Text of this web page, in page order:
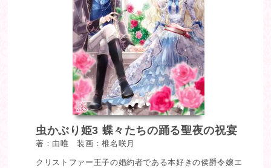
虫かぶり姫3 蝶々たちの踊る聖夜の祝宴
著：由唯 装画：椎名咲月
クリストファー王子の婚約者である本好きの侯爵令嬢エ